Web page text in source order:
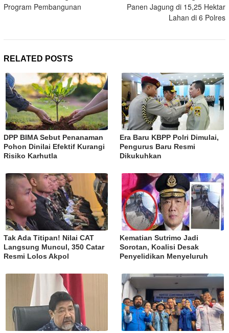
Program Pembangunan
Panen Jagung di 15,25 Hektar
Lahan di 6 Polres
RELATED POSTS
DPP BIMA Sebut Penanaman
Pohon Dinilai Efektif Kurangi
Risiko Karhutla
Era Baru KBPP Polri Dimulai,
Pengurus Baru Resmi
Dikukuhkan
Tak Ada Titipan! Nilai CAT
Langsung Muncul, 350 Catar
Resmi Lolos Akpol
Kematian Sutrimo Jadi
Sorotan, Koalisi Desak
Penyelidikan Menyeluruh